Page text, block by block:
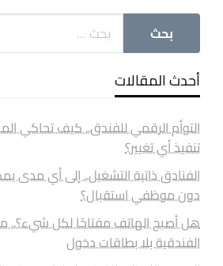
أحدث المقالات
التوأم الرقمي للفندق.. كيف تحاكي
تنفيذ أي تغيير؟
الفنادق ذاتية التشغيل.. إلى أي مدى
دون موظفي استقبال؟
هل أصبح الهاتف مفتاحًا لكل شيء؟..
الفندقية بلا بطاقات دخول